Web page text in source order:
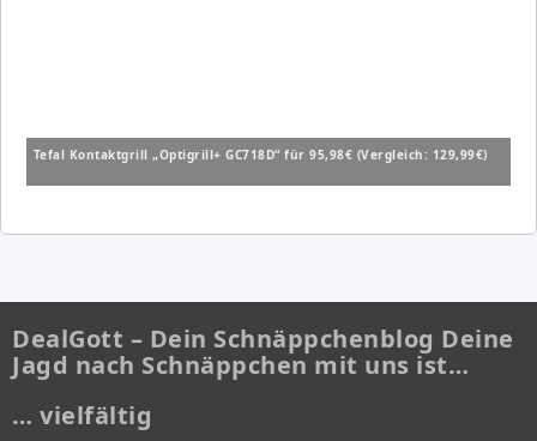
Tefal Kontaktgrill „Optigrill+ GC718D“ für 95,98€ (Vergleich: 129,99€)
DealGott – Dein Schnäppchenblog Deine
Jagd nach Schnäppchen mit uns ist…
… vielfältig